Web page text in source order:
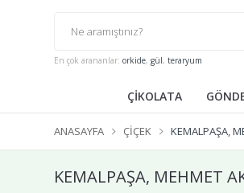
En çok arananlar: orkide, gül, teraryum
ÇİKOLATA
ANASAYFA ÇIÇEK KEMALPAŞA,
KEMALPAŞA, MEHMET